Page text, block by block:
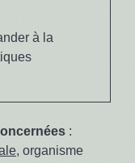
à la
:
, organisme